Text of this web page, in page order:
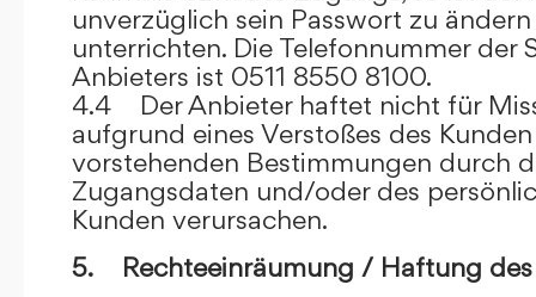
unverzüglich sein Passwort zu
unterrichten. Die Telefonnummer der
Anbieters ist 0511 8550 8100.
4.4 Der Anbieter haftet nicht für
aufgrund eines Verstoßes des
vorstehenden Bestimmungen durch
Zugangsdaten und/oder des
Kunden verursachen.
5. Rechteeinräumung / Haftung des